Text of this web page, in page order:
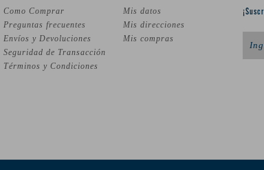
Como Comprar
Preguntas frecuentes
Envíos y Devoluciones
Seguridad de Transacción
Términos y Condiciones
Mis datos
Mis direcciones
Mis compras